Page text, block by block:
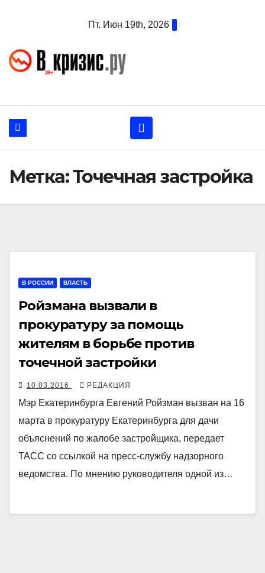
Пт. Июн 19th, 2026
Метка:Точечная застройка
В РОССИИ ВЛАСТЬ
Ройзмана вызвали в
прокуратуру за помощь
жителям в борьбе против
точечной застройки
10.03.2016 РЕДАКЦИЯ
Мэр Екатеринбурга Евгений Ройзман вызван на 16
марта в прокуратуру Екатеринбурга для дачи
объяснений по жалобе застройщика, передает
ТАСС со ссылкой на пресс-службу надзорного
ведомства. По мнению руководителя одной из…